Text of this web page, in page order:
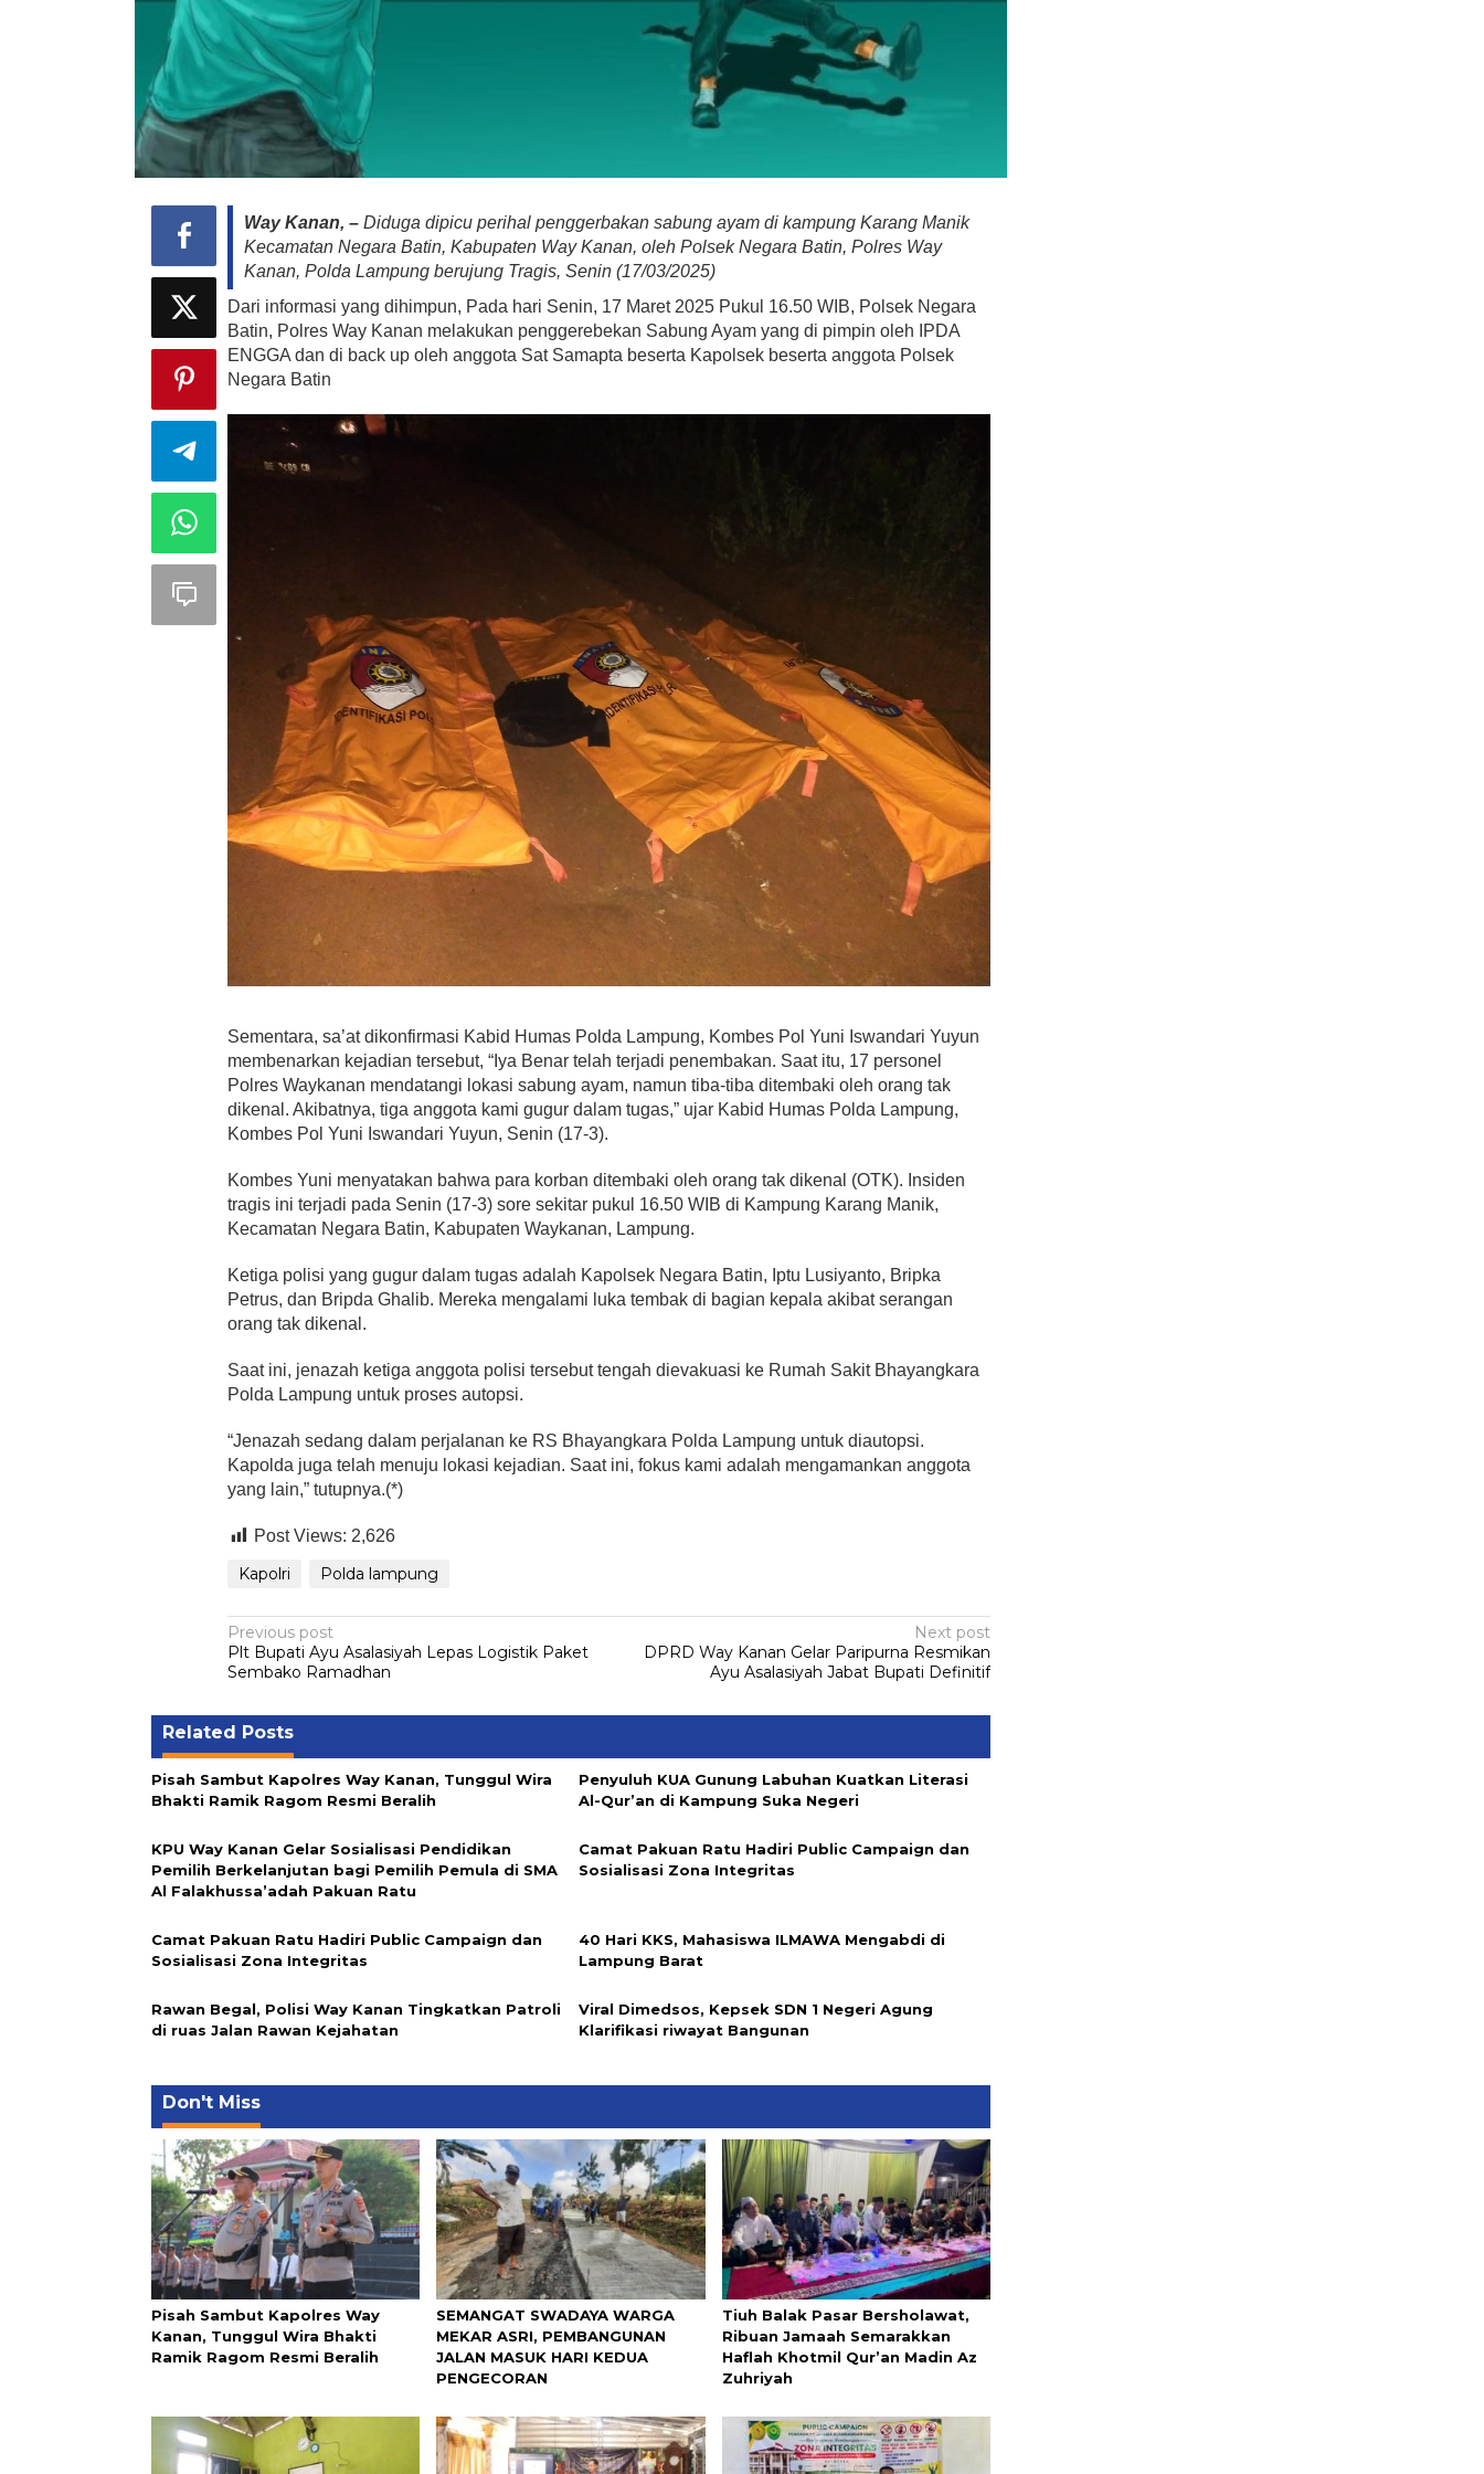
Way Kanan, – Diduga dipicu perihal penggerbakan sabung ayam di kampung Karang Manik
Kecamatan Negara Batin, Kabupaten Way Kanan, oleh Polsek Negara Batin, Polres Way
Kanan, Polda Lampung berujung Tragis, Senin (17/03/2025)
Dari informasi yang dihimpun, Pada hari Senin, 17 Maret 2025 Pukul 16.50 WIB, Polsek Negara
Batin, Polres Way Kanan melakukan penggerebekan Sabung Ayam yang di pimpin oleh IPDA
ENGGA dan di back up oleh anggota Sat Samapta beserta Kapolsek beserta anggota Polsek
Negara Batin
Sementara, sa’at dikonfirmasi Kabid Humas Polda Lampung, Kombes Pol Yuni Iswandari Yuyun
membenarkan kejadian tersebut, “Iya Benar telah terjadi penembakan. Saat itu, 17 personel
Polres Waykanan mendatangi lokasi sabung ayam, namun tiba-tiba ditembaki oleh orang tak
dikenal. Akibatnya, tiga anggota kami gugur dalam tugas,” ujar Kabid Humas Polda Lampung,
Kombes Pol Yuni Iswandari Yuyun, Senin (17-3).
Kombes Yuni menyatakan bahwa para korban ditembaki oleh orang tak dikenal (OTK). Insiden
tragis ini terjadi pada Senin (17-3) sore sekitar pukul 16.50 WIB di Kampung Karang Manik,
Kecamatan Negara Batin, Kabupaten Waykanan, Lampung.
Ketiga polisi yang gugur dalam tugas adalah Kapolsek Negara Batin, Iptu Lusiyanto, Bripka
Petrus, dan Bripda Ghalib. Mereka mengalami luka tembak di bagian kepala akibat serangan
orang tak dikenal.
Saat ini, jenazah ketiga anggota polisi tersebut tengah dievakuasi ke Rumah Sakit Bhayangkara
Polda Lampung untuk proses autopsi.
“Jenazah sedang dalam perjalanan ke RS Bhayangkara Polda Lampung untuk diautopsi.
Kapolda juga telah menuju lokasi kejadian. Saat ini, fokus kami adalah mengamankan anggota
yang lain,” tutupnya.(*)
Post Views: 2,626
Kapolri Polda lampung
Post
navigation
Previous post
Plt Bupati Ayu Asalasiyah Lepas Logistik Paket
Sembako Ramadhan
Next post
DPRD Way Kanan Gelar Paripurna Resmikan
Ayu Asalasiyah Jabat Bupati Definitif
Related Posts
Pisah Sambut Kapolres Way Kanan, Tunggul Wira
Bhakti Ramik Ragom Resmi Beralih
Penyuluh KUA Gunung Labuhan Kuatkan Literasi
Al-Qur’an di Kampung Suka Negeri
KPU Way Kanan Gelar Sosialisasi Pendidikan
Pemilih Berkelanjutan bagi Pemilih Pemula di SMA
Al Falakhussa’adah Pakuan Ratu
Camat Pakuan Ratu Hadiri Public Campaign dan
Sosialisasi Zona Integritas
Camat Pakuan Ratu Hadiri Public Campaign dan
Sosialisasi Zona Integritas
40 Hari KKS, Mahasiswa ILMAWA Mengabdi di
Lampung Barat
Rawan Begal, Polisi Way Kanan Tingkatkan Patroli
di ruas Jalan Rawan Kejahatan
Viral Dimedsos, Kepsek SDN 1 Negeri Agung
Klarifikasi riwayat Bangunan
Don't Miss
Pisah Sambut Kapolres Way
Kanan, Tunggul Wira Bhakti
Ramik Ragom Resmi Beralih
SEMANGAT SWADAYA WARGA
MEKAR ASRI, PEMBANGUNAN
JALAN MASUK HARI KEDUA
PENGECORAN
Tiuh Balak Pasar Bersholawat,
Ribuan Jamaah Semarakkan
Haflah Khotmil Qur’an Madin Az
Zuhriyah